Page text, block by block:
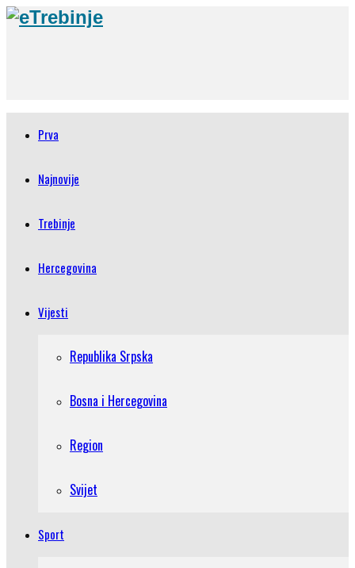
Prva
Najnovije
Trebinje
Hercegovina
Vijesti
Republika Srpska
Bosna i Hercegovina
Region
Svijet
Sport